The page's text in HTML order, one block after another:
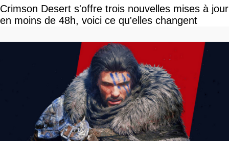
Crimson Desert s'offre trois nouvelles mises à jour
en moins de 48h, voici ce qu'elles changent